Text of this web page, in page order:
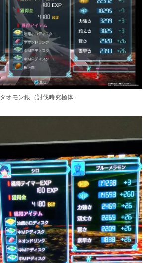
タオモン銀（討伐時究極体）